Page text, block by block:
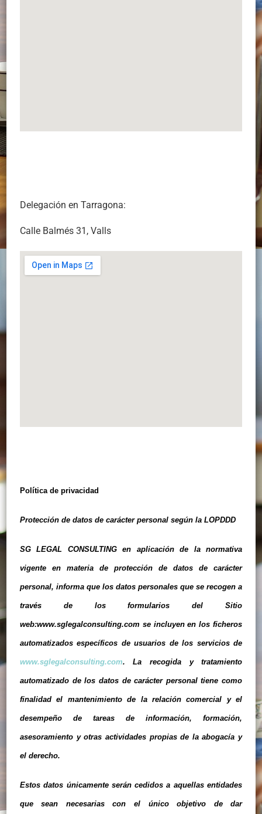
Delegación en Tarragona:
Calle Balmés 31, Valls
Política de privacidad
Protección de datos de carácter personal según la LOPDDD
SG LEGAL CONSULTING en aplicación de la normativa
vigente en materia de protección de datos de carácter
personal, informa que los datos personales que se recogen a
través de los formularios del Sitio
web:www.sglegalconsulting.com se incluyen en los ficheros
automatizados específicos de usuarios de los servicios de
www.sglegalconsulting.com. La recogida y tratamiento
automatizado de los datos de carácter personal tiene como
finalidad el mantenimiento de la relación comercial y el
desempeño de tareas de información, formación,
asesoramiento y otras actividades propias de la abogacía y
el derecho.
Estos datos únicamente serán cedidos a aquellas entidades
que sean necesarias con el único objetivo de dar